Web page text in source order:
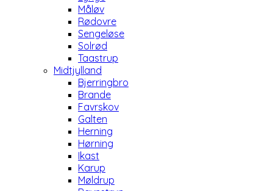
Måløv
Rødovre
Sengeløse
Solrød
Taastrup
Midtjylland
Bjerringbro
Brande
Favrskov
Galten
Herning
Hørning
Ikast
Karup
Møldrup